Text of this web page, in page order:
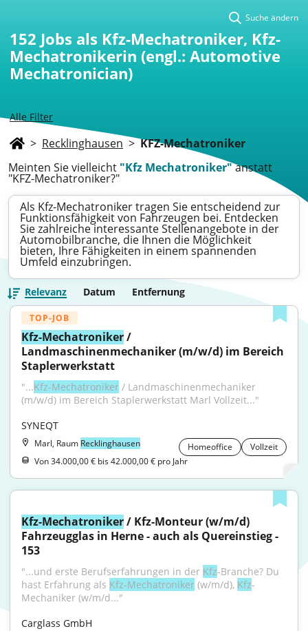
Alle Filter
Suche ändern
152 Jobs als Kfz-Mechatroniker, Kfz-
Mechatronikerin (engl.: Automotive
Mechatronician)
> Recklinghausen > KFZ-Mechatroniker
Meinten Sie vielleicht "Kfz Mechatroniker"anstatt
"KFZ-Mechatroniker?"
Als Kfz-Mechatroniker tragen Sie entscheidend zur
Funktionsfähigkeit von Fahrzeugen bei. Entdecken
Sie zahlreiche interessante Stellenangebote in der
Automobilbranche, die Ihnen die Möglichkeit
bieten, Ihre Fähigkeiten in einem spannenden
Umfeld einzubringen.
Relevanz Datum Entfernung
TOP-JOB
Kfz-Mechatroniker /
Landmaschinenmechaniker (m/w/d) im Bereich
Staplerwerkstatt
"...Kfz-Mechatroniker / Landmaschinenmechaniker
(m/w/d) im Bereich Staplerwerkstatt Marl Vollzeit..."
SYNEQT
Marl, Raum Recklinghausen Homeoffice
Vollzeit
Von 34.000,00 € bis 42.000,00 € pro Jahr
Kfz-Mechatroniker / Kfz-Monteur (w/m/d)
Fahrzeugglas in Herne - auch als Quereinstieg -
153
"...und erste Berufserfahrungen in der Kfz-Branche? Du
hast Erfahrung als Kfz-Mechatroniker (w/m/d), Kfz-
Mechaniker (w/m/d..."
Carglass GmbH